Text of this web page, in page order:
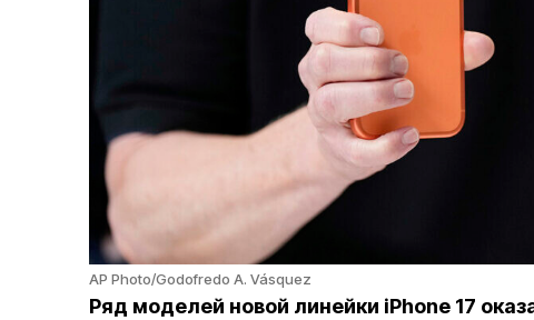
AP Photo/Godofredo A. Vásquez
Ряд моделей новой линейки iPhone 17